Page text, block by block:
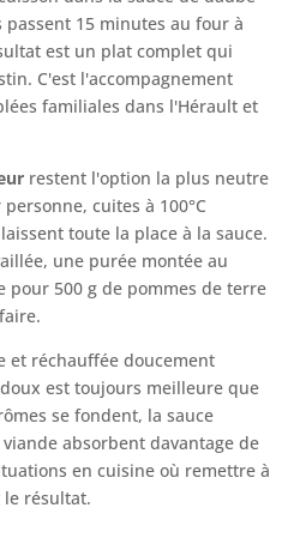
15 minutes au four à
est un plat complet qui
C'est l'accompagnement
familiales dans l'Hérault et
restent l'option la plus neutre
cuites à 100°C
toute la place à la sauce.
une purée montée au
pour 500 g de pommes de terre
et réchauffée doucement
est toujours meilleure que
se fondent, la sauce
absorbent davantage de
en cuisine où remettre à
résultat.